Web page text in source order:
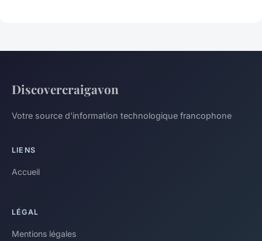
Discovercraigavon
Votre source d'information technologique francophone
LIENS
Accueil
LÉGAL
Mentions légales